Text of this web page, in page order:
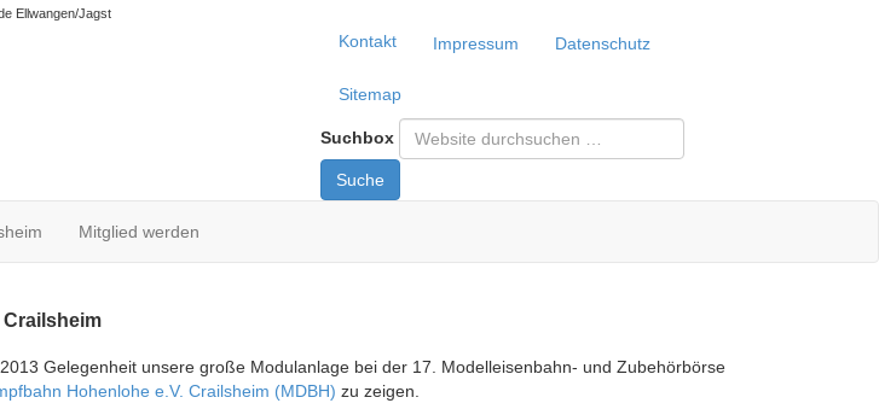
Ellwangen/Jagst
Kontakt Impressum Datenschutz
Sitemap
Suchbox
Suche
Mitglied werden
Crailsheim
Gelegenheit unsere große Modulanlage bei der 17. Modelleisenbahn- und Zubehörbörse
Hohenlohe e.V. Crailsheim (MDBH) zu zeigen.